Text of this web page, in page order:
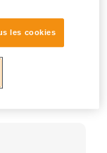
les cookies